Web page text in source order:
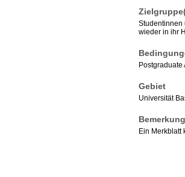
Studentinnen
wieder in ihr
Gebiet
Universität
Ein Merkblatt